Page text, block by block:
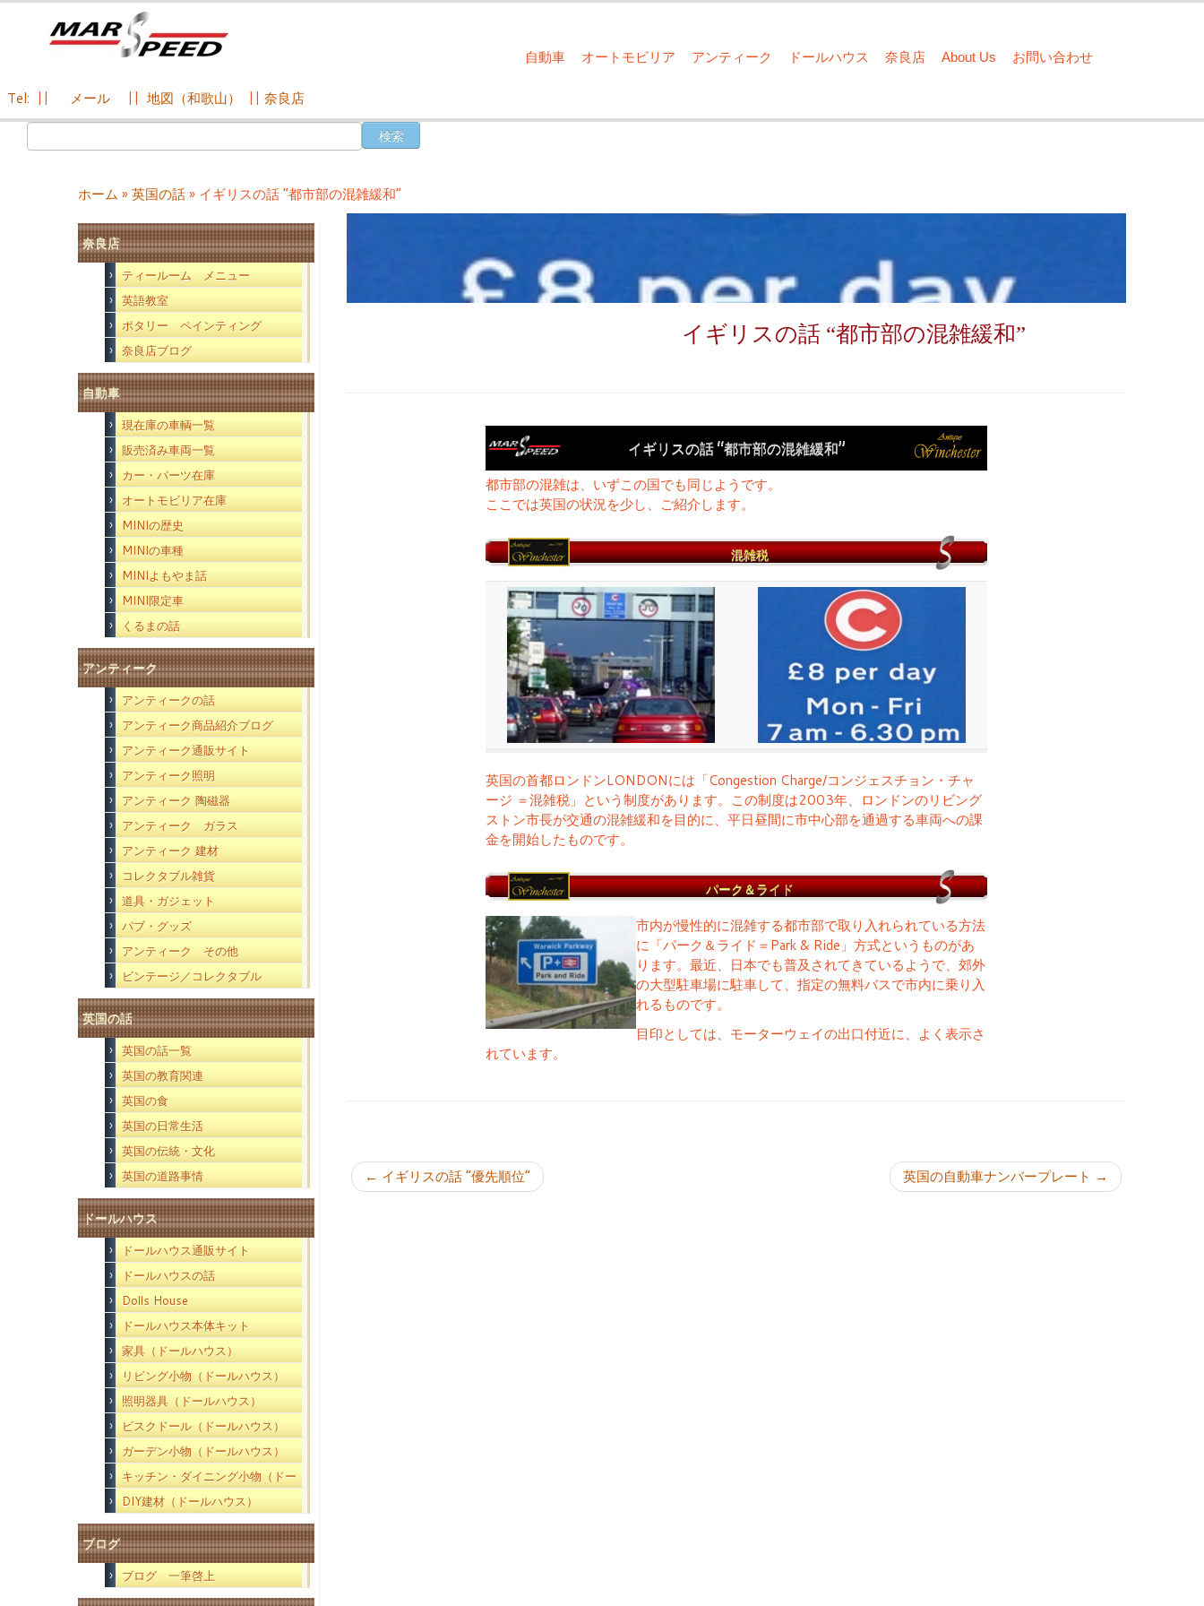
自動車 オートモビリア アンティーク ドールハウス 奈良店 About Us お問い合わせ
Tel: メール 地図（和歌山） 奈良店
索:
ホーム » 英国の話» イギリスの話 “都市部の混雑緩和”
奈良店
ティールーム メニュー
英語教室
ポタリー ペインティング
奈良店ブログ
自動車
現在庫の車輌一覧
販売済み車両一覧
カー・パーツ在庫
オートモビリア在庫
MINIの歴史
MINIの車種
MINIよもやま話
MINI限定車
くるまの話
アンティーク
アンティークの話
アンティーク商品紹介ブログ
アンティーク通販サイト
アンティーク照明
アンティーク 陶磁器
アンティーク ガラス
アンティーク 建材
コレクタブル雑貨
道具・ガジェット
パブ・グッズ
アンティーク その他
ビンテージ／コレクタブル
英国の話
英国の話一覧
英国の教育関連
英国の食
英国の日常生活
英国の伝統・文化
英国の道路事情
ドールハウス
ドールハウス通販サイト
ドールハウスの話
Dolls House
ドールハウス本体キット
家具（ドールハウス）
リビング小物（ドールハウス）
照明器具（ドールハウス）
ビスクドール（ドールハウス）
ガーデン小物（ドールハウス）
キッチン・ダイニング小物（ドー
ルハウス）
DIY建材（ドールハウス）
ブログ
ブログ 一筆啓上
イギリスの話 “都市部の混雑緩和”
イギリスの話 “都市部の混雑緩和”
都市部の混雑は、いずこの国でも同じようです。
ここでは英国の状況を少し、ご紹介します。
混雑税
英国の首都ロンドンLONDONには「Congestion Charge/コンジェスチョン・チャ
ージ ＝混雑税」という制度があります。この制度は2003年、ロンドンのリビング
ストン市長が交通の混雑緩和を目的に、平日昼間に市中心部を通過する車両への課
金を開始したものです。
パーク＆ライド
市内が慢性的に混雑する都市部で取り入れられている方法
に「パーク＆ライド＝Park & Ride」方式というものがあ
ります。最近、日本でも普及されてきているようで、郊外
の大型駐車場に駐車して、指定の無料バスで市内に乗り入
れるものです。
目印としては、モーターウェイの出口付近に、よく表示さ
れています。
← イギリスの話 “優先順位” 英国の自動車ナンバープレート →